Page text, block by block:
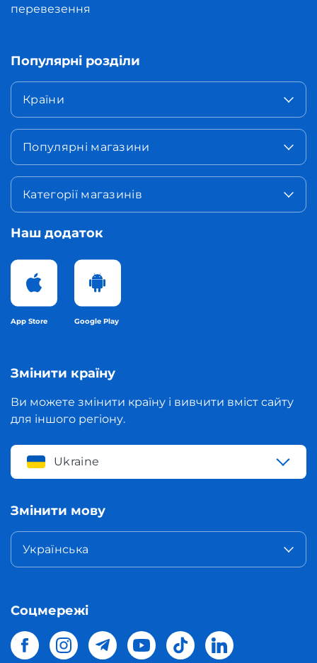
перевезення
Популярні розділи
Країни
Популярні магазини
Категорії магазинів
Наш додаток
App Store Google Play
Змінити країну
Ви можете змінити країну і вивчити вміст сайту
для іншого регіону.
Ukraine
Змінити мову
Українська
Соцмережі